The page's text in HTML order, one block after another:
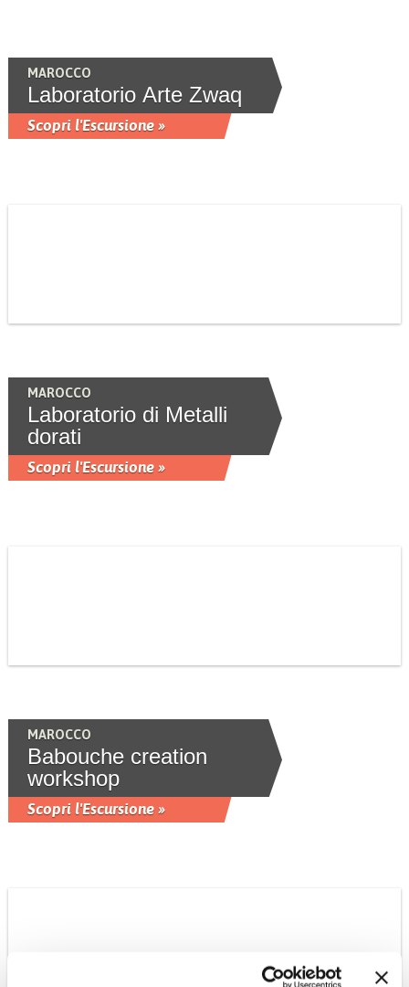
MAROCCO
Laboratorio Arte Zwaq
Scopri l'Escursione »
MAROCCO
Laboratorio di Metalli
dorati
Scopri l'Escursione »
MAROCCO
Babouche creation
workshop
Scopri l'Escursione »